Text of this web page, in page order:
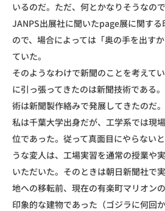
いるのだ。ただ、何とかなりそうなの
JANPS出展社に聞いたpage展に関する
ので、場合によっては「奥の手を出す
ていた。
そのようなわけで新聞のことを考えて
に引っ張ってきたのは新聞技術である
術は新聞製作絡みで発展してきたのだ。
私は千葉大学出身だが、工学系では現
位であった。従って真面目にやらない
うな変人は、工場実習を通常の授業や
いただいた。そのときは朝日新聞社で
地への移転前、現在の有楽町マリオン
印象的な建物であった（ゴジラに何回